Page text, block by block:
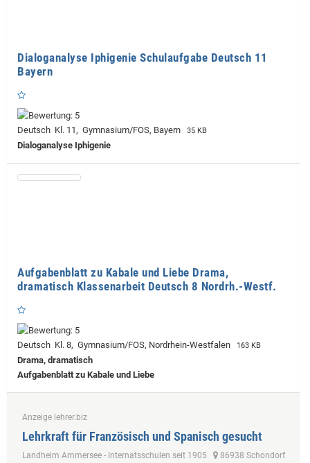
Dialoganalyse Iphigenie Schulaufgabe Deutsch 11
Bayern
Deutsch Kl. 11, Gymnasium/FOS, Bayern 35 KB
Dialoganalyse Iphigenie
Aufgabenblatt zu Kabale und Liebe Drama,
dramatisch Klassenarbeit Deutsch 8 Nordrh.-Westf.
Deutsch Kl. 8, Gymnasium/FOS, Nordrhein-Westfalen 163 KB
Drama, dramatisch
Aufgabenblatt zu Kabale und Liebe
Anzeige lehrer.biz
Lehrkraft für Französisch und Spanisch gesucht
Landheim Ammersee - Internatsschulen seit 1905
86938 Schondorf